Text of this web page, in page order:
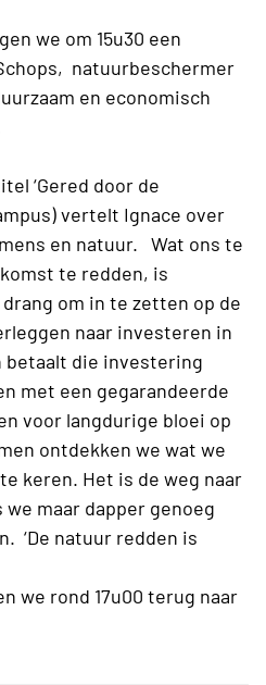
we om 15u30 een
natuurbeschermer
en economisch
‘Gered door de
vertelt Ignace over
en natuur. Wat ons te
te redden, is
om in te zetten op de
naar investeren in
betaalt die investering
met een gegarandeerde
voor langdurige bloei op
ontdekken we wat we
keren. Het is de weg naar
maar dapper genoeg
‘De natuur redden is
we rond 17u00 terug naar